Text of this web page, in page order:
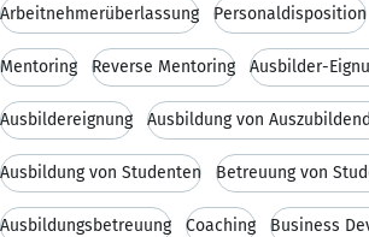
Arbeitnehmerüberlassung Personaldisposition
Mentoring Reverse Mentoring Ausbilder-
Ausbildereignung Ausbildung von
Ausbildung von Studenten Betreuung von
Ausbildungsbetreuung Coaching Business